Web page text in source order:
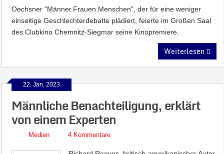
Oechsner "Männer.Frauen.Menschen", der für eine weniger
einseitige Geschlechterdebatte plädiert, feierte im Großen Saal
des Clubkino Chemnitz-Siegmar seine Kinopremiere.
Weiterlesen
22. Jan. 2023
Männliche Benachteiligung, erklärt
von einem Experten
Medien 4 Kommentare